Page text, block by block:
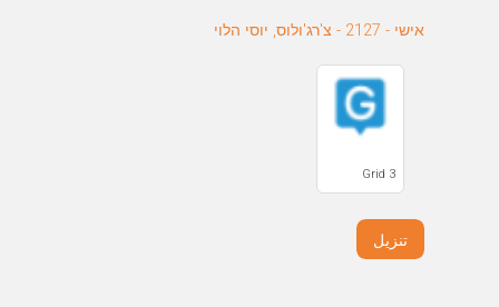
אישי - 2127 - צ'רג'ולוס, יוסי הלוי
Grid 3
تنزيل